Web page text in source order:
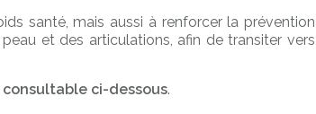
santé, mais aussi à renforcer la prévention
et des articulations, afin de transiter vers
ci-dessous.